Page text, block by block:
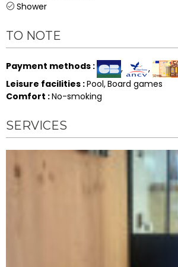
Shower
TO NOTE
Payment methods :
Leisure facilities :Pool Board games
Comfort :No-smoking
SERVICES